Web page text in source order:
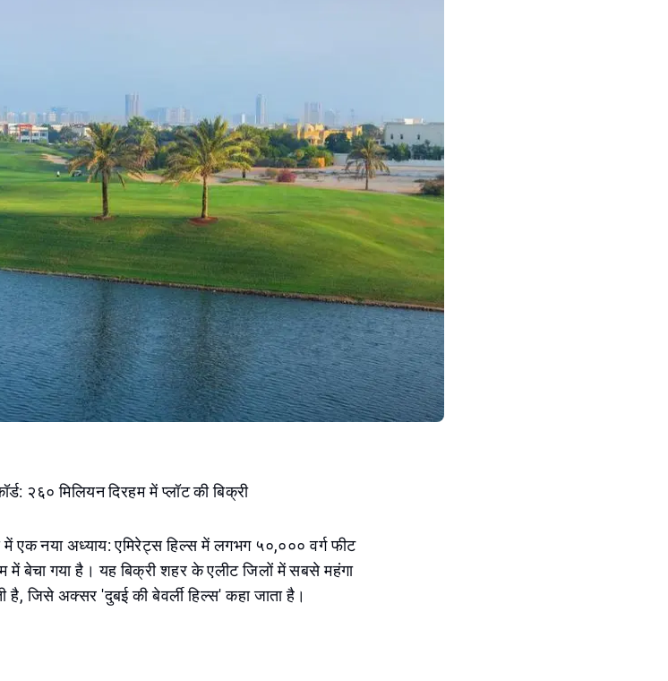
२६० मिलियन दिरहम में प्लॉट की बिक्री
में एक नया अध्याय: एमिरेट्स हिल्स में लगभग ५०,००० वर्ग फीट
में बेचा गया है। यह बिक्री शहर के एलीट जिलों में सबसे महंगा
है, जिसे अक्सर 'दुबई की बेवर्ली हिल्स' कहा जाता है।